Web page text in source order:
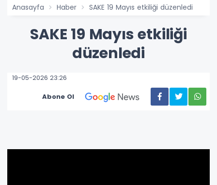
Anasayfa Haber SAKE 19 Mayıs etkiliği düzenledi
SAKE 19 Mayıs etkiliği
düzenledi
19-05-2026 23:26
Abone Ol